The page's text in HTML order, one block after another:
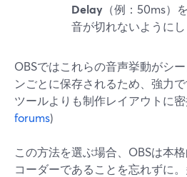
Delay （例：50ms）
音が切れないように
OBSではこれらの音声挙動がシ
ンごとに保存されるため、強力
ツールよりも制作レイアウトに
forums)
この方法を選ぶ場合、OBSは本
コーダーであることを忘れずに